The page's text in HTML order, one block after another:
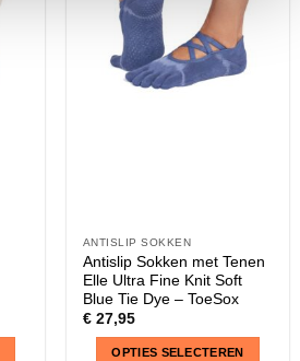
ANTISLIP SOKKEN
Antislip Sokken met Tenen
Elle Ultra Fine Knit Soft
Blue Tie Dye – ToeSox
€27,95
OPTIES SELECTEREN